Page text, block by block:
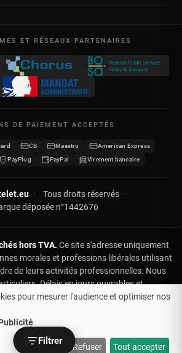
- RPM Liège
vente
ET RÉSEAUX PARTENAIRES
DE PAIEMENT ACCEPTÉS
CB Maestro
American Express
PayPlug PayPal Virement bancaire
· Tous droits réservés ·
déposée n°1442676
hors TVA. Ce site s'adresse uniquement
morales et professions libérales utilisant
de leurs activités professionnelles. Nous
Délais en jours ouvrables et
ou remboursement en cas de retard.
impérative, contactez-nous au préalable.
gratuite à partir de 500 €, les demandes
d'adresse, instructions de livraison)
à votre charge.
pour mesurer l'audience et optimiser nos
Refuser Tout accepter
Filtrer